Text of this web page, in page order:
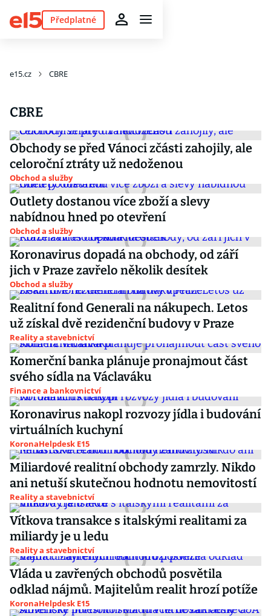
Předplatné
e15.cz CBRE
CBRE
Obchody se před Vánoci zčásti zahojily, ale
celoroční ztráty už nedoženou
Obchod a služby
Outlety dostanou více zboží a slevy
nabídnou hned po otevření
Obchod a služby
Koronavirus dopadá na obchody, od září
jich v Praze zavřelo několik desítek
Obchod a služby
Realitní fond Generali na nákupech. Letos
už získal dvě rezidenční budovy v Praze
Reality a stavebnictví
Komerční banka plánuje pronajmout část
svého sídla na Václaváku
Finance a bankovnictví
Koronavirus nakopl rozvozy jídla i budování
virtuálních kuchyní
KoronaHelpdesk E15
Miliardové realitní obchody zamrzly. Nikdo
ani netuší skutečnou hodnotu nemovitostí
Reality a stavebnictví
Vítkova transakce s italskými realitami za
miliardy je u ledu
Reality a stavebnictví
Vláda u zavřených obchodů posvětila
odklad nájmů. Majitelům realit hrozí potíže
KoronaHelpdesk E15